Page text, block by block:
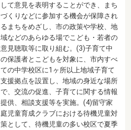
して意見を表明することができ、まち
づくりなどに参加する機会が保障され
るまちをめざし、市の政策や学校、地
域などのあらゆる場でこども・若者の
意見聴取等に取り組む。(3)子育て中
の保護者とこどもを対象に、市内すべ
ての中学校区に1ヶ所以上地域子育て
支援拠点を設置し、地域の身近な場所
で、交流の促進、子育てに関する情報
提供、相談支援等を実施。(4)留守家
庭児童育成クラブにおける待機児童対
策として、待機児童の多い校区で夏季